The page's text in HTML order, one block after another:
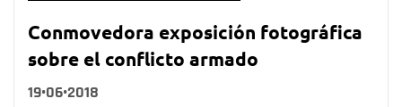
Conmovedora exposición fotográfica
sobre el conflicto armado
19•06•2018